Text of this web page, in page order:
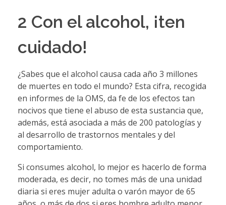
2 Con el alcohol, ¡ten
cuidado!
¿Sabes que el alcohol causa cada año 3 millones
de muertes en todo el mundo? Esta cifra, recogida
en informes de la OMS, da fe de los efectos tan
nocivos que tiene el abuso de esta sustancia que,
además, está asociada a más de 200 patologías y
al desarrollo de trastornos mentales y del
comportamiento.
Si consumes alcohol, lo mejor es hacerlo de forma
moderada, es decir, no tomes más de una unidad
diaria si eres mujer adulta o varón mayor de 65